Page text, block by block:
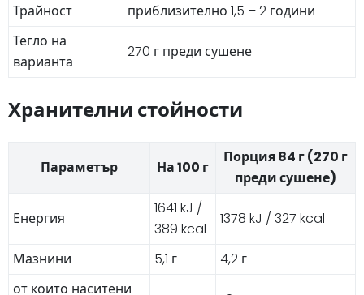
Трайност
приблизително 1,5 – 2 години
Тегло на
варианта
270 г преди сушене
Хранителни стойности
Параметър На 100 г
Порция 84 г (270 г
преди сушене)
Енергия
1641 kJ /
389 kcal
1378 kJ / 327 kcal
Мазнини 5,1 г
4,2 г
от които наситени